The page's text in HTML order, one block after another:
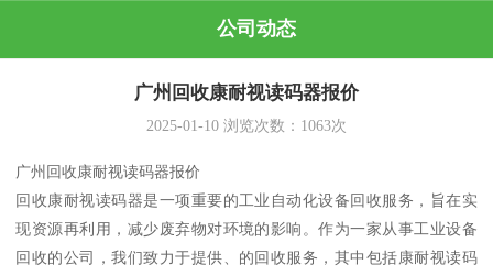
公司动态
广州回收康耐视读码器报价
2025-01-10 浏览次数： 1063次
广州回收康耐视读码器报价
回收康耐视读码器是一项重要的工业自动化设备回收服务，旨在实
现资源再利用，减少废弃物对环境的影响。作为一家从事工业设备
回收的公司，我们致力于提供、的回收服务，其中包括康耐视读码